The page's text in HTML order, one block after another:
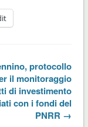
protocollo
il monitoraggio
di investimento
con i fondi del
PNRR →